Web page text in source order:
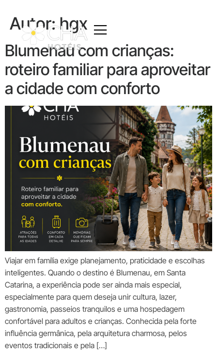
Autor:hgx
Blumenau com crianças:
roteiro familiar para aproveitar
a cidade com conforto
Viajar em família exige planejamento, praticidade e escolhas
inteligentes. Quando o destino é Blumenau, em Santa
Catarina, a experiência pode ser ainda mais especial,
especialmente para quem deseja unir cultura, lazer,
gastronomia, passeios tranquilos e uma hospedagem
confortável para adultos e crianças. Conhecida pela forte
influência germânica, pela arquitetura charmosa, pelos
eventos tradicionais e pela […]